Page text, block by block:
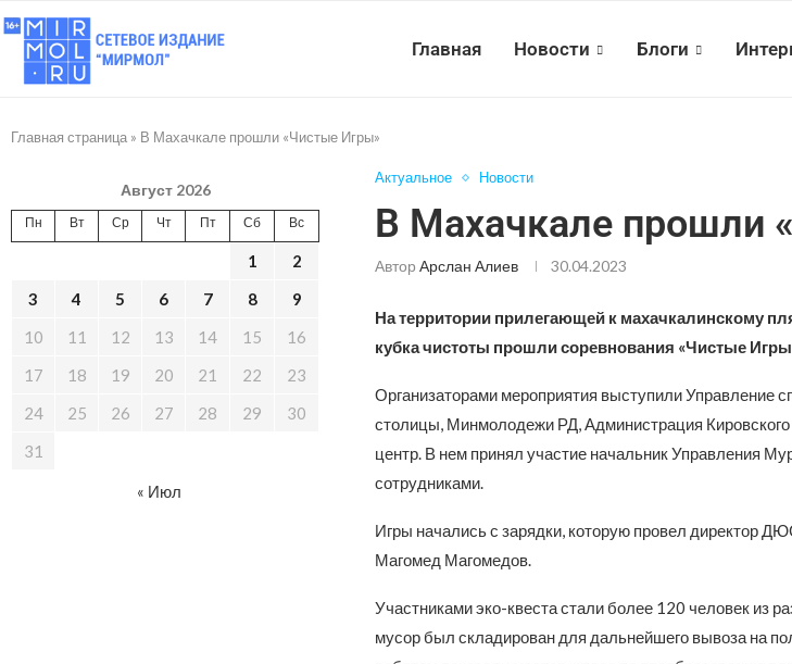
Главная Новости Блоги
Главная страница » В Махачкале прошли «Чистые Игры»
Актуальное Новости
В Махачкале прошли
Автор Арслан Алиев 30.04.2023
На территории прилегающей к махачкалинскому
кубка чистоты прошли соревнования «Чистые
Организаторами мероприятия выступили Управление
столицы, Минмолодежи РД, Администрация
центр. В нем принял участие начальник Управления
сотрудниками.
Игры начались с зарядки, которую провел
Магомед Магомедов.
Участниками эко-квеста стали более 120 человек из
мусор был складирован для дальнейшего вывоза на
Август 2026
Пн Вт Ср Чт Пт Сб Вс
1
2
3
4 5 6 7 8
9
10
11 12 13 14 15
16
17
18 19 20 21 22
23
24
25 26 27 28 29
30
31
« Июл